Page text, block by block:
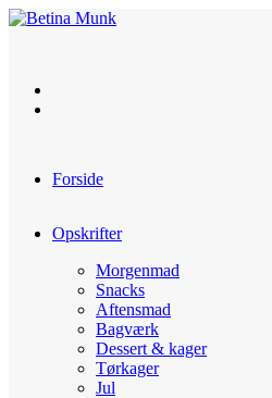
Skip
Forside
Opskrifter
Morgenmad
Snacks
Aftensmad
Bagværk
Dessert & kager
Tørkager
Jul